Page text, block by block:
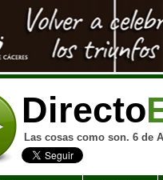
Directo
Las cosas como son. 6 de